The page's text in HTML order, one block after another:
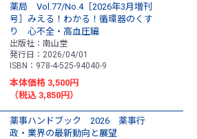
薬局 Vol.77/No.4［2026年3月増刊
号］みえる！わかる！循環器のくす
り 心不全・高血圧編
出版社：南山堂
発行日：2026/04/01
ISBN：978-4-525-94040-9
本体価格 3,500円
（税込 3,850円）
薬事ハンドブック 2026 薬事行
政・業界の最新動向と展望